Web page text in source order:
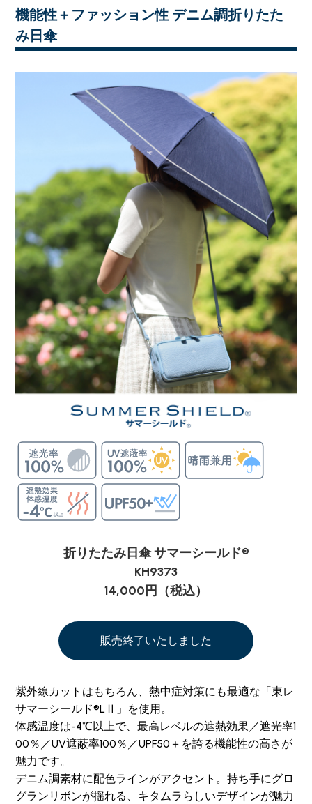
機能性＋ファッション性 デニム調折りたた
み日傘
折りたたみ日傘 サマーシールド®
KH9373
14,000円（税込）
販売終了いたしました
紫外線カットはもちろん、熱中症対策にも最適な「東レ
サマーシールド®LⅡ」を使用。
体感温度は-4℃以上で、最高レベルの遮熱効果／遮光率1
00％／UV遮蔽率100％／UPF50＋を誇る機能性の高さが
魅力です。
デニム調素材に配色ラインがアクセント。持ち手にグロ
グランリボンが揺れる、キタムラらしいデザインが魅力